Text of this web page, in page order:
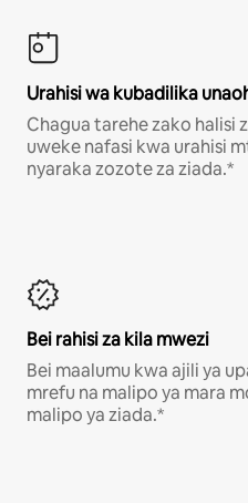
Urahisi wa kubadilika
Chagua tarehe zako halisi
uweke nafasi kwa urahisi
nyaraka zozote za ziada.*
Bei rahisi za kila mwezi
Bei maalumu kwa ajili ya
mrefu na malipo ya mara
malipo ya ziada.*